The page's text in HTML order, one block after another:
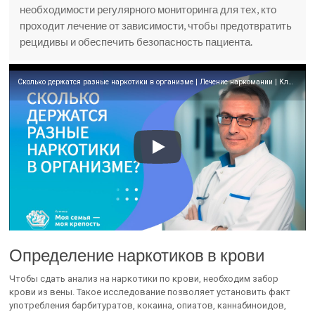
необходимости регулярного мониторинга для тех, кто
проходит лечение от зависимости, чтобы предотвратить
рецидивы и обеспечить безопасность пациента.
Сколько держатся разные наркотики в организме | Лечение наркомании | Клиника МСМК
Определение наркотиков в крови
Чтобы сдать анализ на наркотики по крови, необходим забор
крови из вены. Такое исследование позволяет установить факт
употребления барбитуратов, кокаина, опиатов, каннабиноидов,